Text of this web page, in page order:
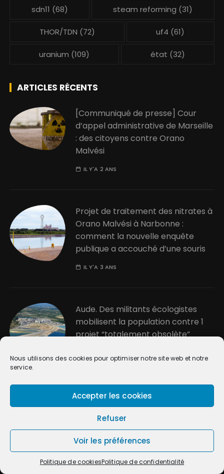
Nous utilisons des cookies pour optimiser notre site web et notre
service.
Accepter les cookies
Refuser
Voir les préférences
Politique de cookiesPolitique de confidentialité
sdn11 (68) steam reforming (31)
THOR/TDN (72) uf4 (61)
uranium (109) état (32)
ARTICLES RÉCENTS
[Communiqué de presse] Cour
d’appel administrative de Marseille
: des citoyens contre Orano
Malvési
IL Y'A 2 ANS
Projet de traitement des nitrates à
Orano Malvési à Narbonne :
comment la nouvelle enquête
publique a accouché d’une souris
IL Y'A 3 ANS
Aude. Des militants écologistes
mobilisent la population contre 1
projet “totalement obsolète”
Communiqué du 17 JUIN 2023
IL Y'A 3 ANS